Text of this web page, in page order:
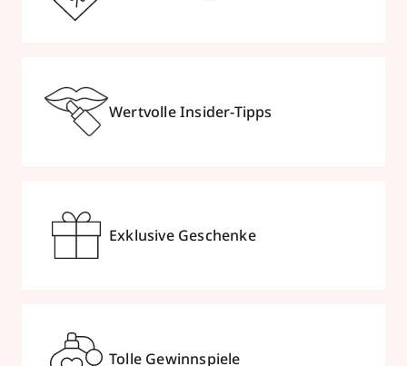
Wertvolle Insider-Tipps
Exklusive Geschenke
Tolle Gewinnspiele